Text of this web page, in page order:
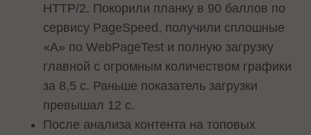
HTTP/2. Покорили планку в 90 баллов по
сервису PageSpeed, получили сплошные
«A» по WebPageTest и полную загрузку
главной с огромным количеством графики
за 8,5 с. Раньше показатель загрузки
превышал 12 с.
После анализа контента на топовых